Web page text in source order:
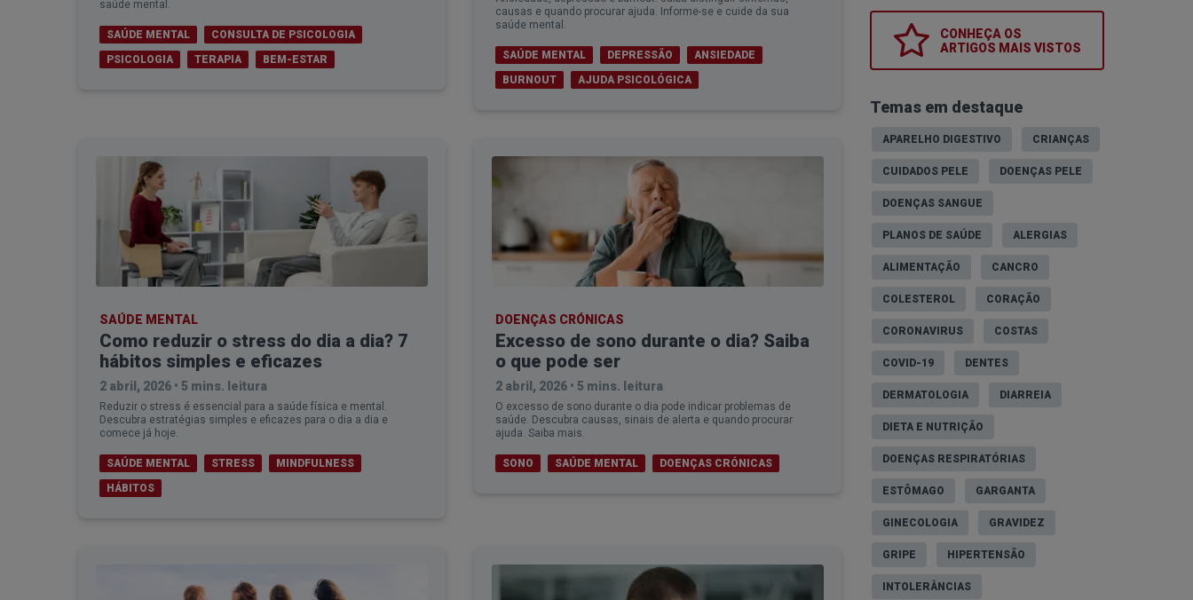
saúde mental.
SAÚDE MENTAL
CONSULTA DE PSICOLOGIA
PSICOLOGIA
TERAPIA BEM-ESTAR
causas e quando procurar ajuda. Informe-se e cuide da sua
saúde mental.
SAÚDE MENTAL DEPRESSÃO
ANSIEDADE
BURNOUT
AJUDA PSICOLÓGICA
SAÚDE MENTAL
Como reduzir o stress do dia a dia? 7
hábitos simples e eficazes
2 abril, 2026 • 5 mins. leitura
Reduzir o stress é essencial para a saúde física e mental.
Descubra estratégias simples e eficazes para o dia a dia e
comece já hoje.
SAÚDE MENTAL STRESS
MINDFULNESS
HÁBITOS
DOENÇAS CRÓNICAS
Excesso de sono durante o dia? Saiba
o que pode ser
2 abril, 2026 • 5 mins. leitura
O excesso de sono durante o dia pode indicar problemas de
saúde. Descubra causas, sinais de alerta e quando procurar
ajuda. Saiba mais.
SONO SAÚDE MENTAL DOENÇAS CRÓNICAS
CONHEÇA OS
ARTIGOS MAIS VISTOS
Temas em destaque
APARELHO DIGESTIVO CRIANÇAS
CUIDADOS PELE DOENÇAS PELE
DOENÇAS SANGUE
PLANOS DE SAÚDE ALERGIAS
ALIMENTAÇÃO CANCRO
COLESTEROL CORAÇÃO
CORONAVIRUS COSTAS
COVID-19 DENTES
DERMATOLOGIA DIARREIA
DIETA E NUTRIÇÃO
DOENÇAS RESPIRATÓRIAS
ESTÔMAGO GARGANTA
GINECOLOGIA GRAVIDEZ
GRIPE HIPERTENSÃO
INTOLERÂNCIAS